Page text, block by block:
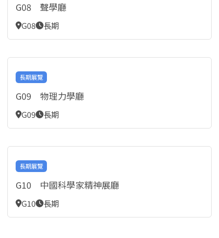
G08 聲學廳
G08 長期
長期展覽
G09 物理力學廳
G09 長期
長期展覽
G10 ​中國科學家精神展廳
G10 長期